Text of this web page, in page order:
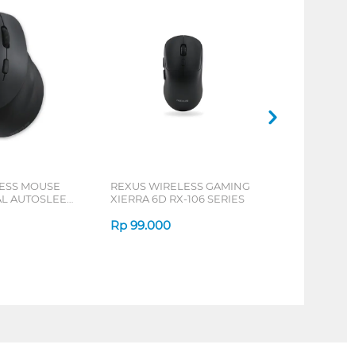
MOUSE
AUTOSLEEP
REXUS WIRELESS GAMING
XIERRA 6D RX-106 SERIES
Rp 99.000